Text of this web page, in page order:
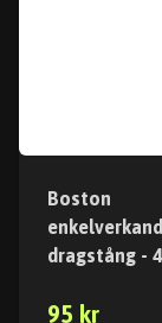
Boston
dragstång -
95 kr